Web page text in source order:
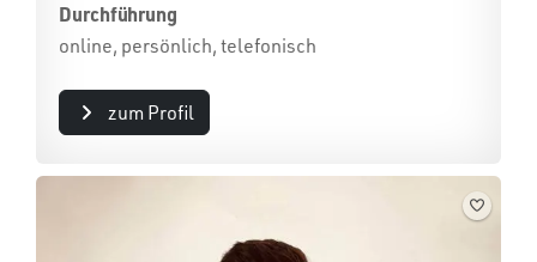
Durchführung
online, persönlich, telefonisch
zum Profil